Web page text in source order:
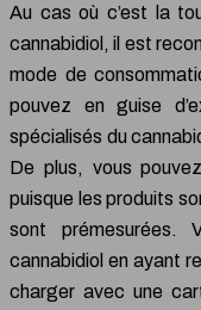
Au cas où c’est la
cannabidiol, il est
mode de
pouvez en guise
spécialisés du
De plus, vous
puisque les produits
sont prémesurées.
cannabidiol en ayant
charger avec une